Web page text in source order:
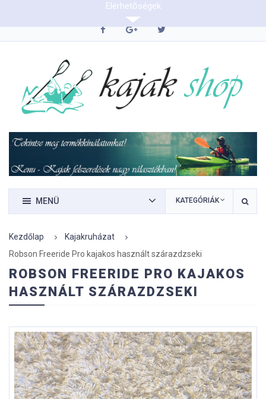
0620/9423290
MENÜ KATEGÓRIÁK
Kezdőlap
Kajakruházat
Robson Freeride Pro kajakos használt szárazdzseki
ROBSON FREERIDE PRO KAJAKOS
HASZNÁLT SZÁRAZDZSEKI
Elérhetõségek